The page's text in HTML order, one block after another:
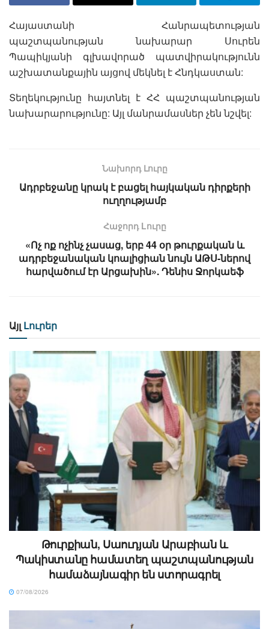
Հայաստանի Հանրապետության
պաշտպանության նախարար Սուրեն
Պապիկյանի գլխավորած պատվիրակությունն
աշխատանքային այցով մեկնել է Հնդկաստան:
Տեղեկությունը հայտնել է ՀՀ պաշտպանության
նախարարությունը: Այլ մանրամասներ չեն նշվել:
Նախորդ Լուրը
Ադրբեջանը կրակ է բացել հայկական դիրքերի
ուղղությամբ
Հաջորդ Lուրը
«Ոչ ոք ոչինչ չասաց, երբ 44 օր թուրքական և
ադրբեջանական կոալիցիան նույն ԱԹՍ-ներով
հարվածում էր Արցախին». Դենիս Ջորկաեֆ
Այլ Լուրեր
Թուրքիան, Սաուդյան Արաբիան և
Պակիստանը համատեղ պաշտպանության
համաձայնագիր են ստորագրել
07/08/2026